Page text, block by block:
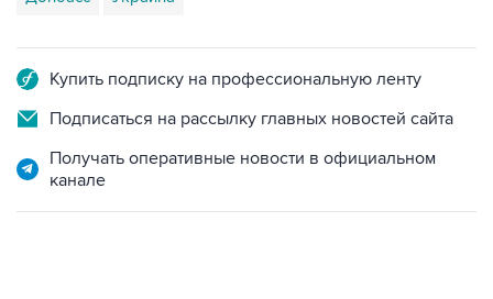
Подписаться на рассылку главных новостей сайта
Получать оперативные новости в официальном